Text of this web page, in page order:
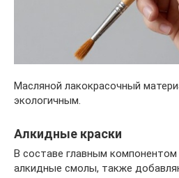
Масляной лакокрасочный
экологичным.
Алкидные краски
В составе главным компонентом
алкидные смолы, также